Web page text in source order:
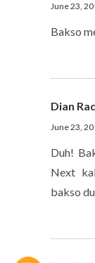
June 23,
Bakso
Dian
June 23,
Duh!
Next
bakso